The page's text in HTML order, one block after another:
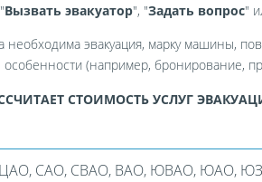
Вызвать эвакуатор", "Задать вопрос"
необходима эвакуация, марку машины,
(например, бронирование,
СТОИМОСТЬ УСЛУГ
ЦАО, САО, СВАО, ВАО, ЮВАО, ЮАО,